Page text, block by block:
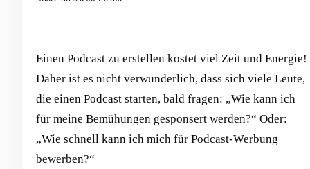
Einen Podcast zu erstellen kostet viel Zeit und Energie!
Daher ist es nicht verwunderlich, dass sich viele Leute,
die einen Podcast starten, bald fragen: „Wie kann ich
für meine Bemühungen gesponsert werden?“ Oder:
„Wie schnell kann ich mich für Podcast-Werbung
bewerben?“